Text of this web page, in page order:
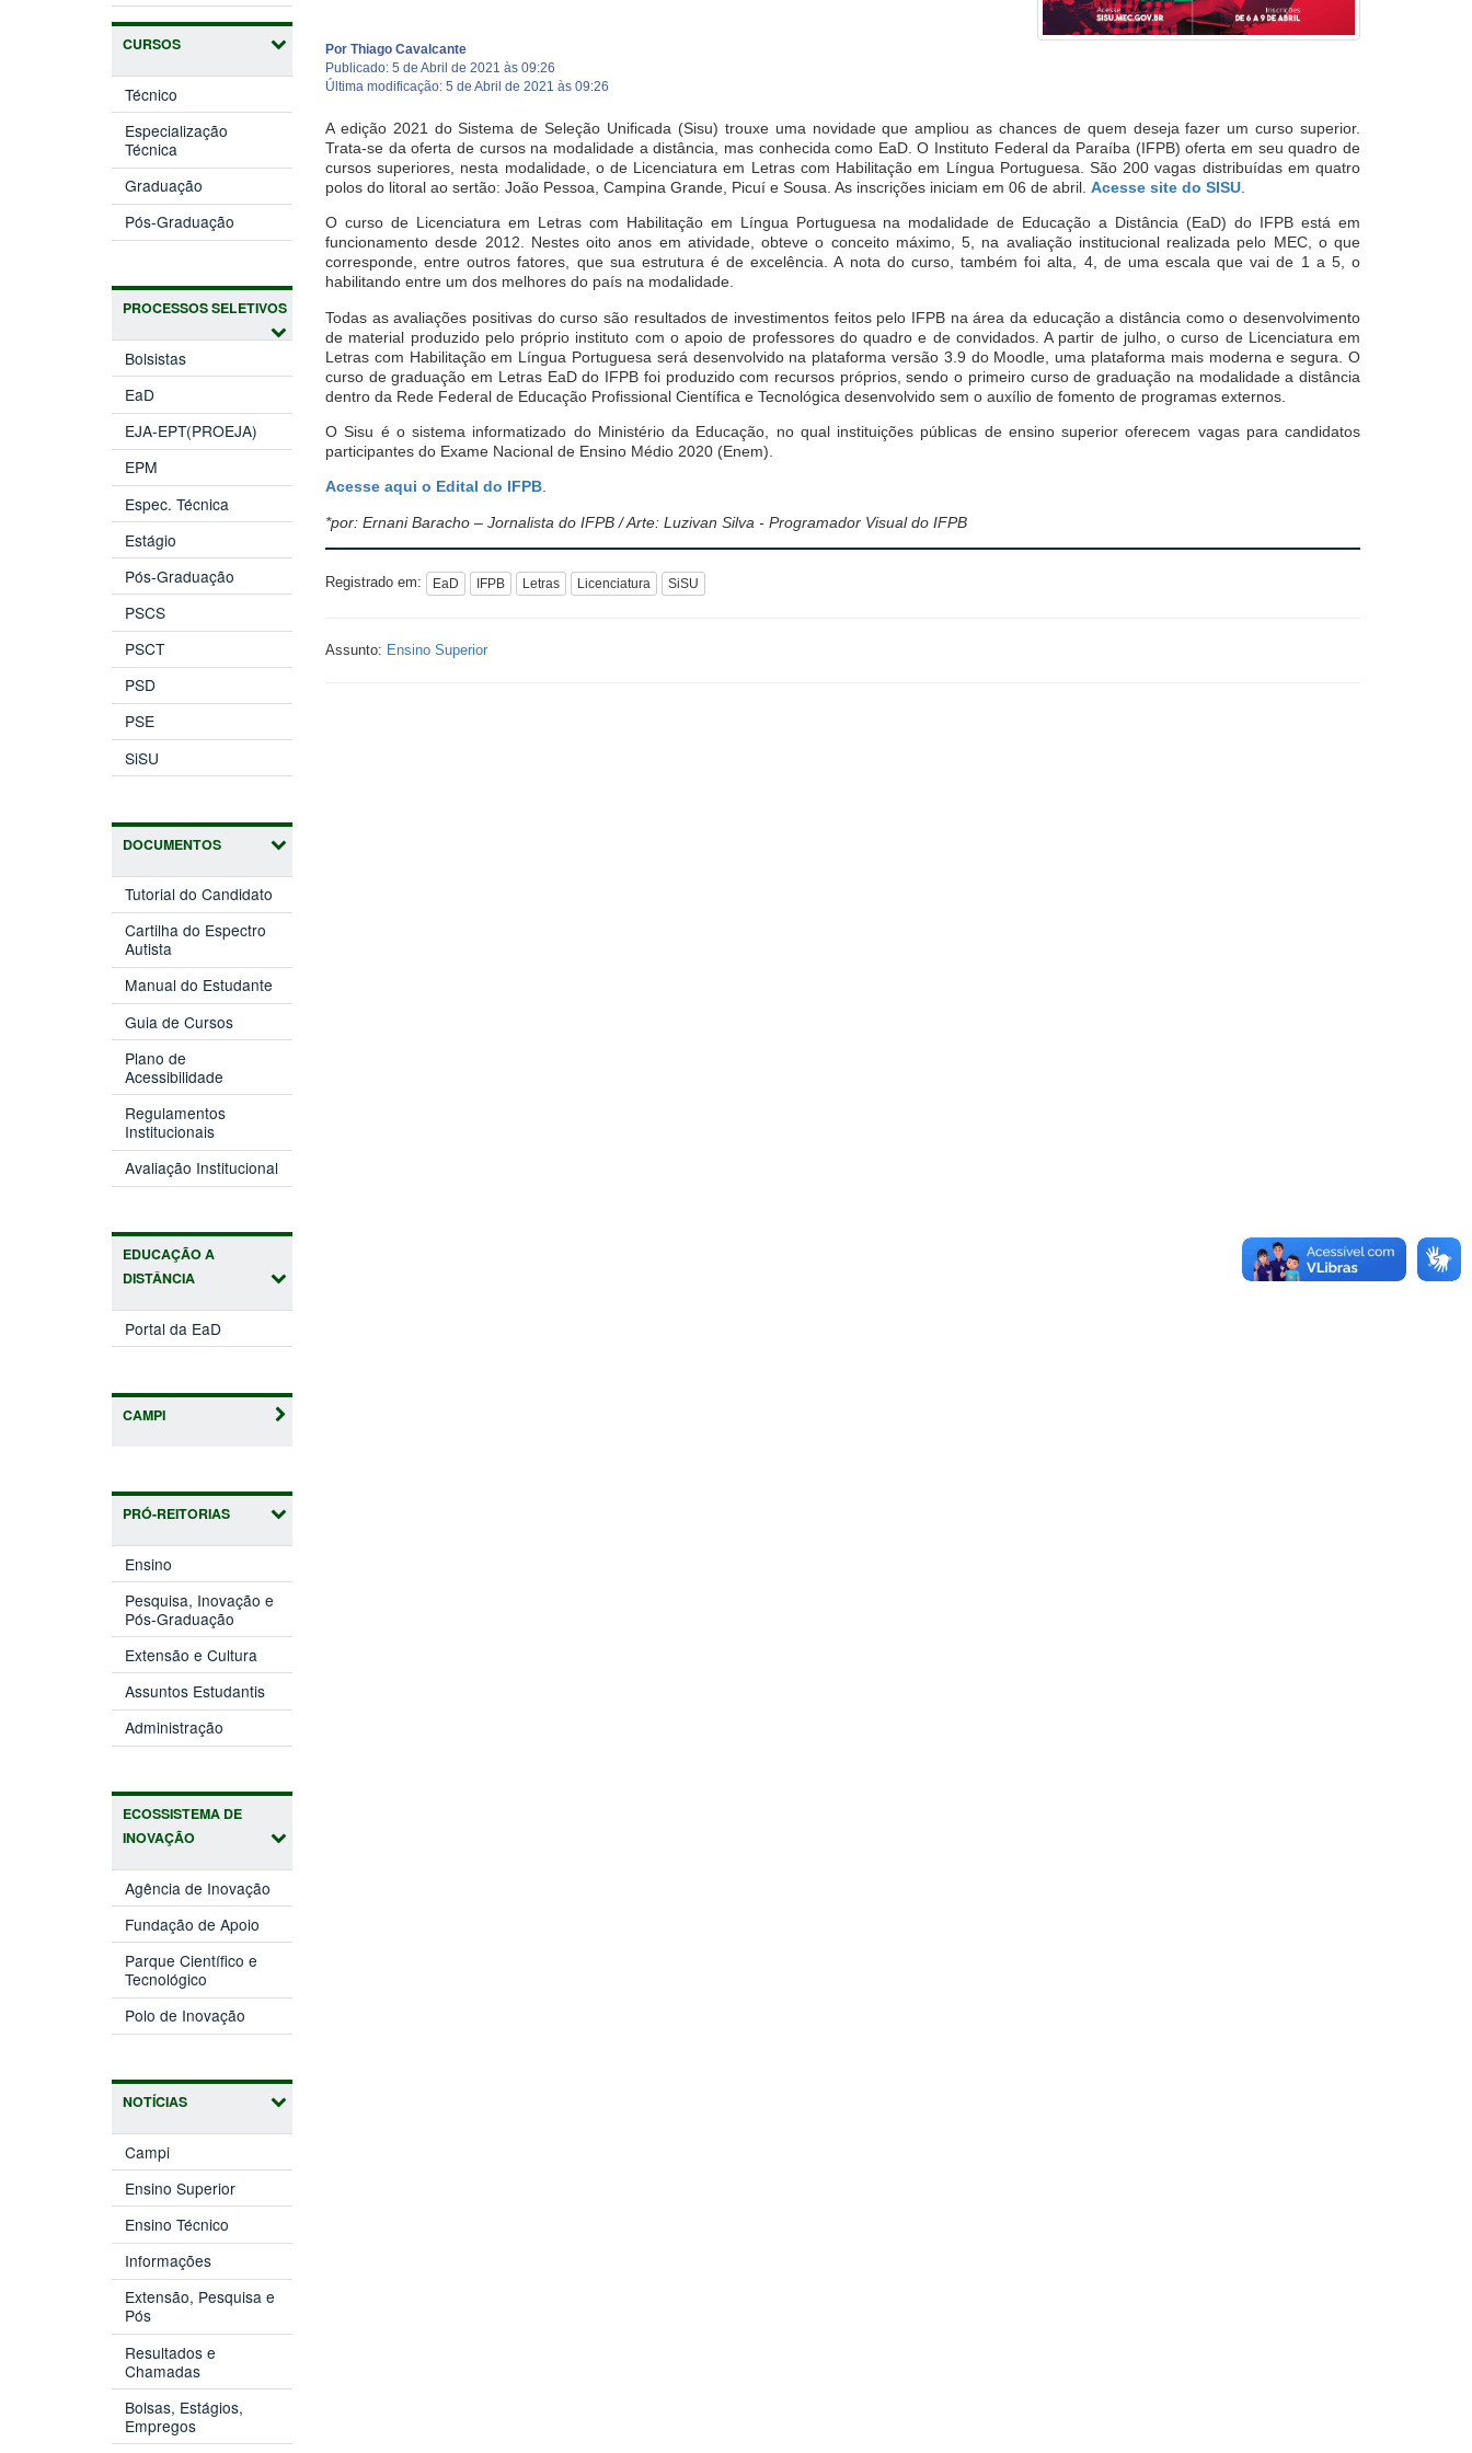
CURSOS
Técnico
Especialização
Técnica
Graduação
Pós-Graduação
PROCESSOS SELETIVOS
Bolsistas
EaD
EJA-EPT(PROEJA)
EPM
Espec. Técnica
Estágio
Pós-Graduação
PSCS
PSCT
PSD
PSE
SiSU
DOCUMENTOS
Tutorial do Candidato
Cartilha do Espectro
Autista
Manual do Estudante
Guia de Cursos
Plano de
Acessibilidade
Regulamentos
Institucionais
Avaliação Institucional
EDUCAÇÃO A
DISTÂNCIA
Portal da EaD
CAMPI
PRÓ-REITORIAS
Ensino
em
nova
janela)
Pesquisa, Inovação e
Pós-Graduação (abre
em
nova
janela)
Extensão e Cultura
em
nova
janela)
Assuntos Estudantis(abre
em
janela)
Administração
em
ECOSSISTEMA DE
INOVAÇÃO
Agência de Inovação
em
janela)
Fundação de Apoio
em
Parque Científico e
Tecnológico
em
nova
janela)
Polo de Inovação
em
NOTÍCIAS
Campi
Ensino Superior
Ensino Técnico
Informações
Extensão, Pesquisa e
Pós
Resultados e
Chamadas
Bolsas, Estágios,
Empregos
Por Thiago Cavalcante
Publicado: 5 de Abril de 2021 às 09:26
Última modificação: 5 de Abril de 2021 às 09:26
A edição 2021 do Sistema de Seleção Unificada (Sisu) trouxe uma novidade que ampliou as chances de quem deseja fazer um curso superior.
Trata-se da oferta de cursos na modalidade a distância, mas conhecida como EaD. O Instituto Federal da Paraíba (IFPB) oferta em seu quadro de
cursos superiores, nesta modalidade, o de Licenciatura em Letras com Habilitação em Língua Portuguesa. São 200 vagas distribuídas em quatro
polos do litoral ao sertão: João Pessoa, Campina Grande, Picuí e Sousa. As inscrições iniciam em 06 de abril. Acesse site do SISU
O curso de Licenciatura em Letras com Habilitação em Língua Portuguesa na modalidade de Educação a Distância (EaD) do IFPB está em
funcionamento desde 2012. Nestes oito anos em atividade, obteve o conceito máximo, 5, na avaliação institucional realizada pelo MEC, o que
corresponde, entre outros fatores, que sua estrutura é de excelência. A nota do curso, também foi alta, 4, de uma escala que vai de 1 a 5, o
habilitando entre um dos melhores do país na modalidade.
Todas as avaliações positivas do curso são resultados de investimentos feitos pelo IFPB na área da educação a distância como o desenvolvimento
de material produzido pelo próprio instituto com o apoio de professores do quadro e de convidados. A partir de julho, o curso de Licenciatura em
Letras com Habilitação em Língua Portuguesa será desenvolvido na plataforma versão 3.9 do Moodle, uma plataforma mais moderna e segura. O
curso de graduação em Letras EaD do IFPB foi produzido com recursos próprios, sendo o primeiro curso de graduação na modalidade a distância
dentro da Rede Federal de Educação Profissional Científica e Tecnológica desenvolvido sem o auxílio de fomento de programas externos.
O Sisu é o sistema informatizado do Ministério da Educação, no qual instituições públicas de ensino superior oferecem vagas para candidatos
participantes do Exame Nacional de Ensino Médio 2020 (Enem).
Acesse aqui o Edital do IFPB.
*por: Ernani Baracho – Jornalista do IFPB / Arte: Luzivan Silva - Programador Visual do IFPB
Registrado em: EaD IFPB Letras Licenciatura SiSU
Assunto: Ensino Superior